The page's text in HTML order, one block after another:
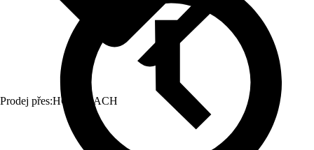
Prodej přes:HORNBACH